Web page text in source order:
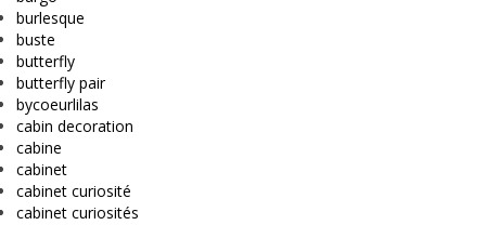
burlesque
buste
butterfly
butterfly pair
bycoeurlilas
cabin decoration
cabine
cabinet
cabinet curiosité
cabinet curiosités